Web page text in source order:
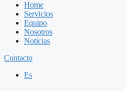
Home
Servicios
Equipo
Nosotros
Noticias
Contacto
Es